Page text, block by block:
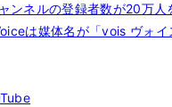
ネルの登録者数が20万人
は媒体名が「vois ヴォイ